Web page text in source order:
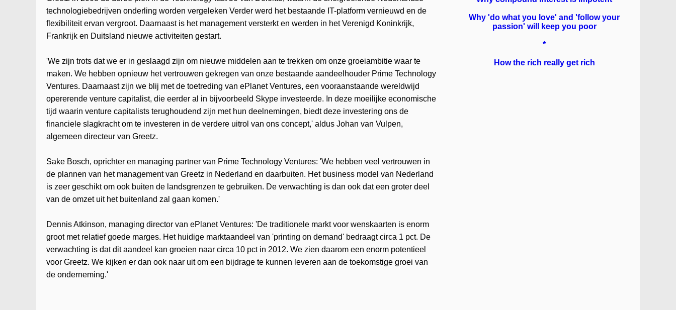
technologiebedrijven onderling worden vergeleken Verder werd het bestaande IT-platform vernieuwd en de
flexibiliteit ervan vergroot. Daarnaast is het management versterkt en werden in het Verenigd Koninkrijk,
Frankrijk en Duitsland nieuwe activiteiten gestart.
'We zijn trots dat we er in geslaagd zijn om nieuwe middelen aan te trekken om onze groeiambitie waar te
maken. We hebben opnieuw het vertrouwen gekregen van onze bestaande aandeelhouder Prime Technology
Ventures. Daarnaast zijn we blij met de toetreding van ePlanet Ventures, een vooraanstaande wereldwijd
opererende venture capitalist, die eerder al in bijvoorbeeld Skype investeerde. In deze moeilijke economische
tijd waarin venture capitalists terughoudend zijn met hun deelnemingen, biedt deze investering ons de
financiele slagkracht om te investeren in de verdere uitrol van ons concept,' aldus Johan van Vulpen,
algemeen directeur van Greetz.
Sake Bosch, oprichter en managing partner van Prime Technology Ventures: 'We hebben veel vertrouwen in
de plannen van het management van Greetz in Nederland en daarbuiten. Het business model van Nederland
is zeer geschikt om ook buiten de landsgrenzen te gebruiken. De verwachting is dan ook dat een groter deel
van de omzet uit het buitenland zal gaan komen.'
Dennis Atkinson, managing director van ePlanet Ventures: 'De traditionele markt voor wenskaarten is enorm
groot met relatief goede marges. Het huidige marktaandeel van 'printing on demand' bedraagt circa 1 pct. De
verwachting is dat dit aandeel kan groeien naar circa 10 pct in 2012. We zien daarom een enorm potentieel
voor Greetz. We kijken er dan ook naar uit om een bijdrage te kunnen leveren aan de toekomstige groei van
de onderneming.'
Why 'do what you love' and 'follow your
passion' will keep you poor
*
How the rich really get rich